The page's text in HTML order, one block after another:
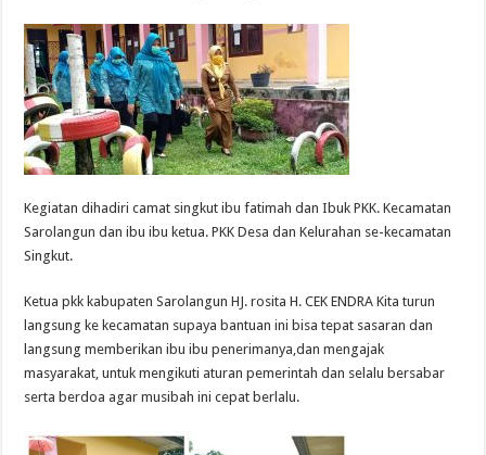
Kegiatan dihadiri camat singkut ibu fatimah dan Ibuk PKK. Kecamatan
Sarolangun dan ibu ibu ketua. PKK Desa dan Kelurahan se-kecamatan
Singkut.
Ketua pkk kabupaten Sarolangun HJ. rosita H. CEK ENDRA Kita turun
langsung ke kecamatan supaya bantuan ini bisa tepat sasaran dan
langsung memberikan ibu ibu penerimanya,dan mengajak
masyarakat, untuk mengikuti aturan pemerintah dan selalu bersabar
serta berdoa agar musibah ini cepat berlalu.